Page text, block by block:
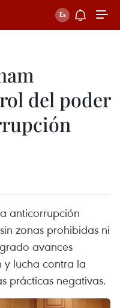
del poder
anticorrupción
zonas prohibidas ni
avances
y lucha contra la
prácticas negativas.